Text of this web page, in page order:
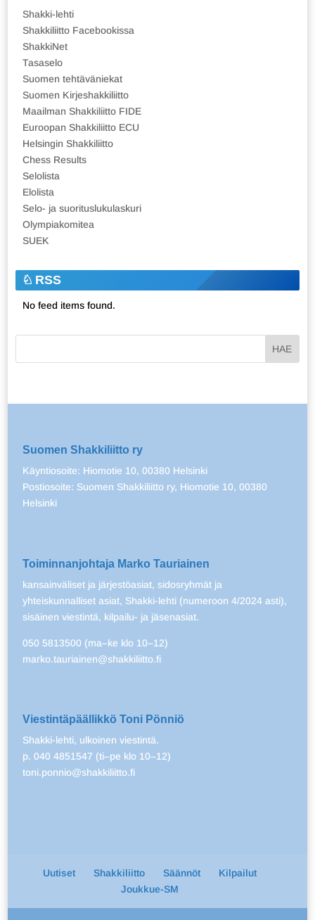
Shakki-lehti
Shakkiliitto Facebookissa
ShakkiNet
Tasaselo
Suomen tehtäväniekat
Suomen Kirjeshakkiliitto
Maailman Shakkiliitto FIDE
Euroopan Shakkiliitto ECU
Helsingin Shakkiliitto
Chess Results
Selolista
Elolista
Selo- ja suorituslukulaskuri
Olympiakomitea
SUEK
RSS
No feed items found.
Suomen Shakkiliitto ry
Käyntiosoite: Hiomotie 10, 00380 Helsinki
Postiosoite: Suomen Shakkiliitto ry, Hiomotie 10, 00380
Helsinki
Toiminnanjohtaja Marko Tauriainen
kansainväliset ja järjestöasiat, sidosryhmät ja
yhteiskunnalliset asiat, Shakki-lehti (numeroon 4/2024 asti),
sisäinen viestintä, kilpailu- ja jäsenasiat.
050 5813500 (ma–ke klo 10–12)
marko.tauriainen@shakkiliitto.fi
Viestintäpäällikkö Toni Pönniö
Shakki-lehti, ulkoinen viestintä.
p. 040 4851547 (ti–pe klo 10–12)
toni.ponnio@shakkiliitto.fi
Uutiset Shakkiliitto Säännöt
Kilpailut
Joukkue-SM